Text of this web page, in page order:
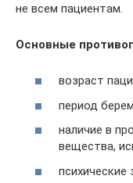
не всем пациентам.
Основные
возраст
период
наличие в
вещества,
психические